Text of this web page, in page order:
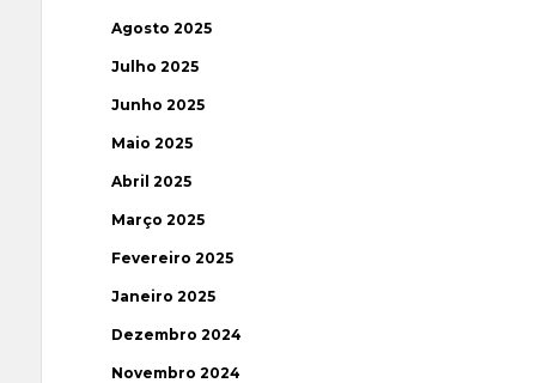
Agosto 2025
Julho 2025
Junho 2025
Maio 2025
Abril 2025
Março 2025
Fevereiro 2025
Janeiro 2025
Dezembro 2024
Novembro 2024